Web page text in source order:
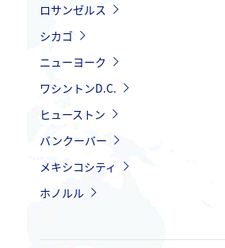
ロサンゼルス
シカゴ
ニューヨーク
ワシントンD.C.
ヒューストン
バンクーバー
メキシコシティ
ホノルル